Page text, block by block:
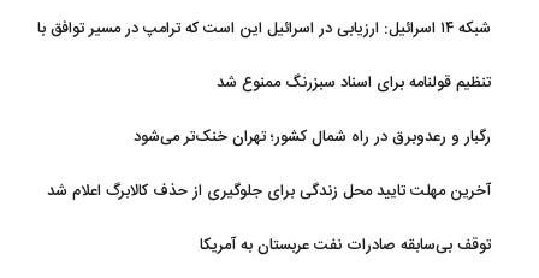
شبکه ۱۴ اسرائیل: ارزیابی در اسرائیل این است که ترامپ در مسیر توافق با
تنظیم قولنامه برای اسناد سبزرنگ ممنوع شد
رگبار و رعدوبرق در راه شمال کشور؛ تهران خنک‌تر می‌شود
آخرین مهلت تایید محل زندگی برای جلوگیری از حذف کالابرگ اعلام شد
توقف بی‌سابقه صادرات نفت عربستان به آمریکا